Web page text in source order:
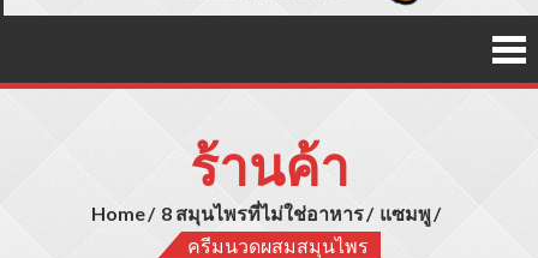
ประเภท
ผลิตภัณฑ์
สินค้าไม้
มะม่วง
ร้านค้า
Home 8 สมุนไพรที่ไม่ใช่อาหาร
แซมพู
ครีมนวดผสมสมุนไพร